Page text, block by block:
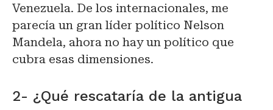
Venezuela. De los internacionales, me
parecía un gran líder político Nelson
Mandela, ahora no hay un político que
cubra esas dimensiones.
2- ¿Qué rescataría de la antigua